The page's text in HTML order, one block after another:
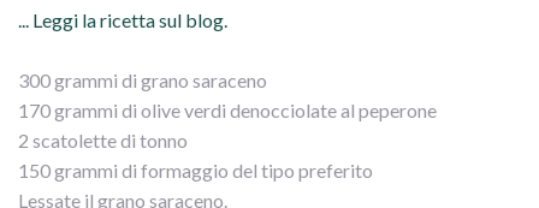
... Leggi la ricetta sul blog.
300 grammi di grano saraceno
170 grammi di olive verdi denocciolate al peperone
2 scatolette di tonno
150 grammi di formaggio del tipo preferito
Lessate il grano saraceno.